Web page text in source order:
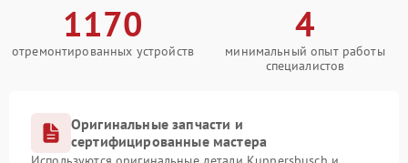
1170
отремонтированных устройств
4
минимальный опыт работы
специалистов
Оригинальные запчасти и
сертифицированные мастера